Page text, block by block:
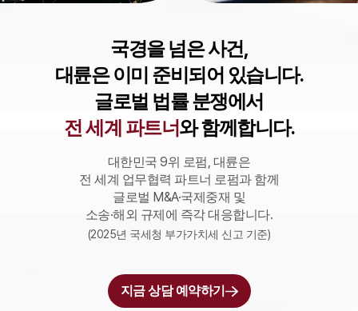
국경을 넘은 사건,
대륜은 이미 준비되어 있습니다.
글로벌 법률 분쟁에서
전 세계 파트너와 함께합니다.
대한민국 9위 로펌, 대륜은
전 세계 업무협력 파트너 로펌과 함께
글로벌 M&A·국제중재 및
소송·해외 규제에 즉각 대응합니다.
(2025년 국세청 부가가치세 신고 기준)
지금 상담 예약하기